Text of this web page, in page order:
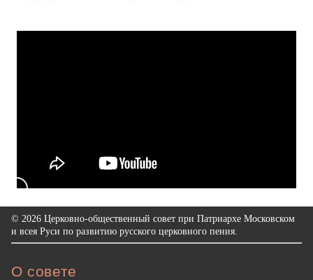
© 2026 Церковно-общественный совет при Патриархе Московском
и всея Руси по развитию русского церковного пения.
О совете